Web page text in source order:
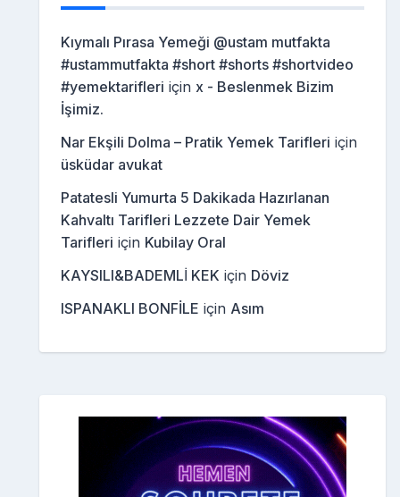
Kıymalı Pırasa Yemeği @ustam mutfakta
#ustammutfakta #short #shorts #shortvideo
#yemektarifleri için x - Beslenmek Bizim
İşimiz.
Nar Ekşili Dolma – Pratik Yemek Tarifleri için
üsküdar avukat
Patatesli Yumurta 5 Dakikada Hazırlanan
Kahvaltı Tarifleri Lezzete Dair Yemek
Tarifleri için Kubilay Oral
KAYSILI&BADEMLİ KEK için Döviz
ISPANAKLI BONFİLE için Asım